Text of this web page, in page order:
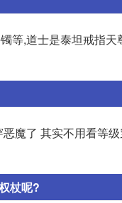
等,道士是泰坦戒指
魔了 其实不用看等
杖呢?